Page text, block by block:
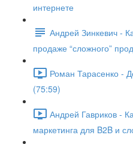
интернете
Андрей Зинкевич -
продаже “сложного”
Роман Тарасенко -
(75:59)
Андрей Гавриков -
маркетинга для B2B и